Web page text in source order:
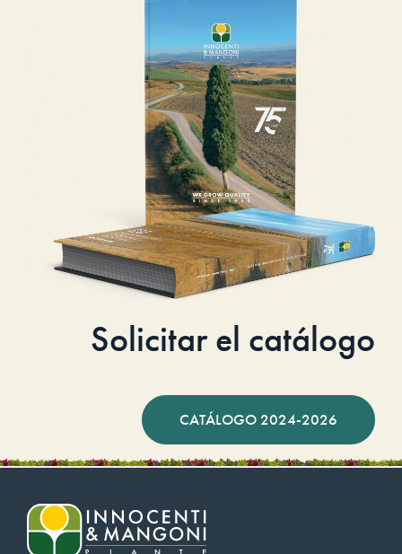
Solicitar el catálogo
CATÁLOGO 2024-2026